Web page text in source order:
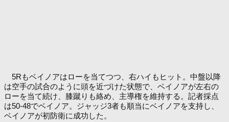
5Rもベイノアはローを当てつつ、右ハイもヒット。中盤以降
は空手の試合のように頭を近づけた状態で、ベイノアが左右の
ローを当て続け、膝蹴りも絡め、主導権を維持する。記者採点
は50-48でベイノア。ジャッジ3者も順当にベイノアを支持し、
ベイノアが初防衛に成功した。